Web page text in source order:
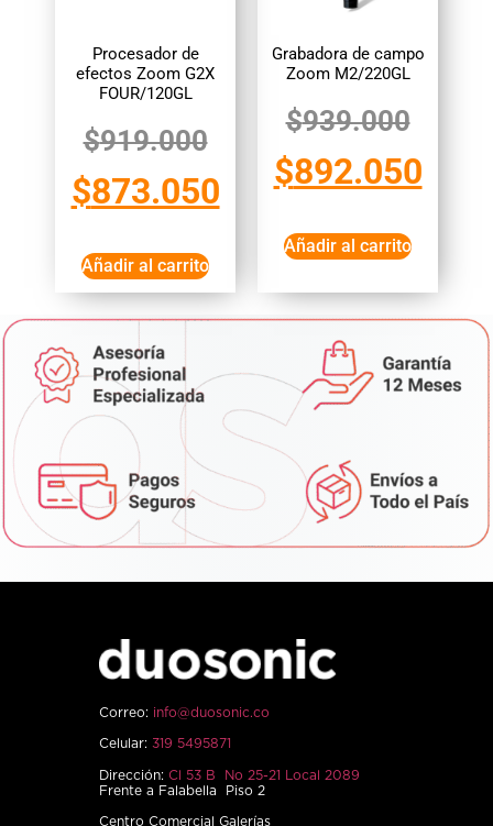
Procesador de
efectos Zoom G2X
FOUR/120GL
$919.000
$873.050
Añadir al carrito
Grabadora de campo
Zoom M2/220GL
$939.000
$892.050
Añadir al carrito
Correo: info@duosonic.co
Celular: 319 5495871
Dirección: Cl 53 B No 25-21 Local 2089
Frente a Falabella Piso 2
Centro Comercial Galerías